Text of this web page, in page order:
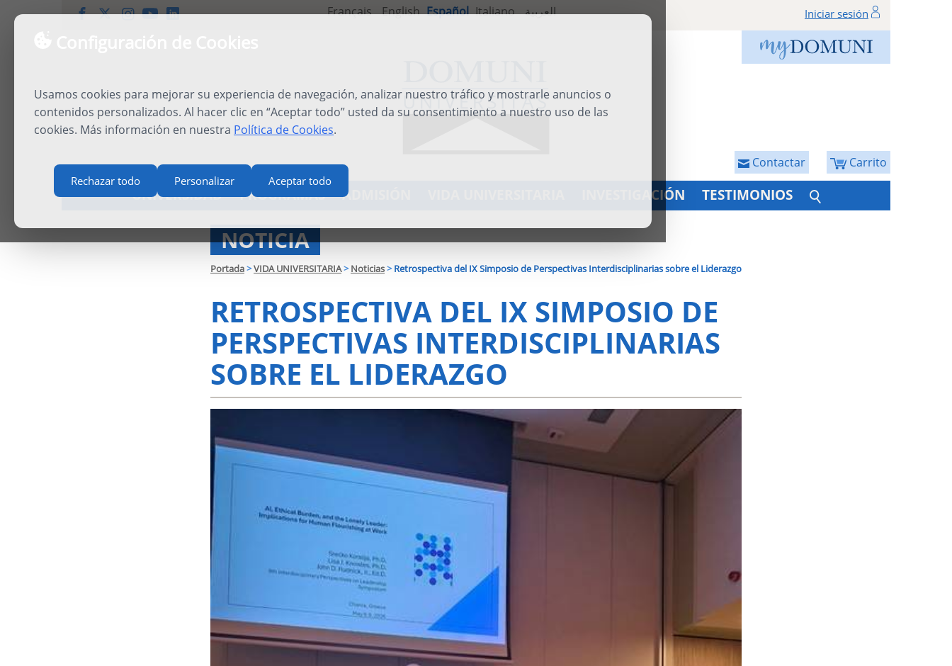
Usamos cookies para mejorar su experiencia de navegación, analizar nuestro tráfico y mostrarle anuncios o
contenidos personalizados. Al hacer clic en “Aceptar todo” usted da su consentimiento a nuestro uso de las
cookies. Más información en nuestra Política de Cookies.
Rechazar todo Personalizar Aceptar todo
Français English Español Italiano العربية Iniciar sesión
Carrito
Contactar
UNIVERSIDAD PROGRAMAS ADMISIÓN INVESTIGACIÓN TESTIMONIOS
NOTICIA
Portada>VIDA UNIVERSITARIA> Noticias> Retrospectiva del IX Simposio de Perspectivas Interdisciplinarias sobre el Liderazgo
RETROSPECTIVA DEL IX SIMPOSIO DE
PERSPECTIVAS INTERDISCIPLINARIAS
SOBRE EL LIDERAZGO